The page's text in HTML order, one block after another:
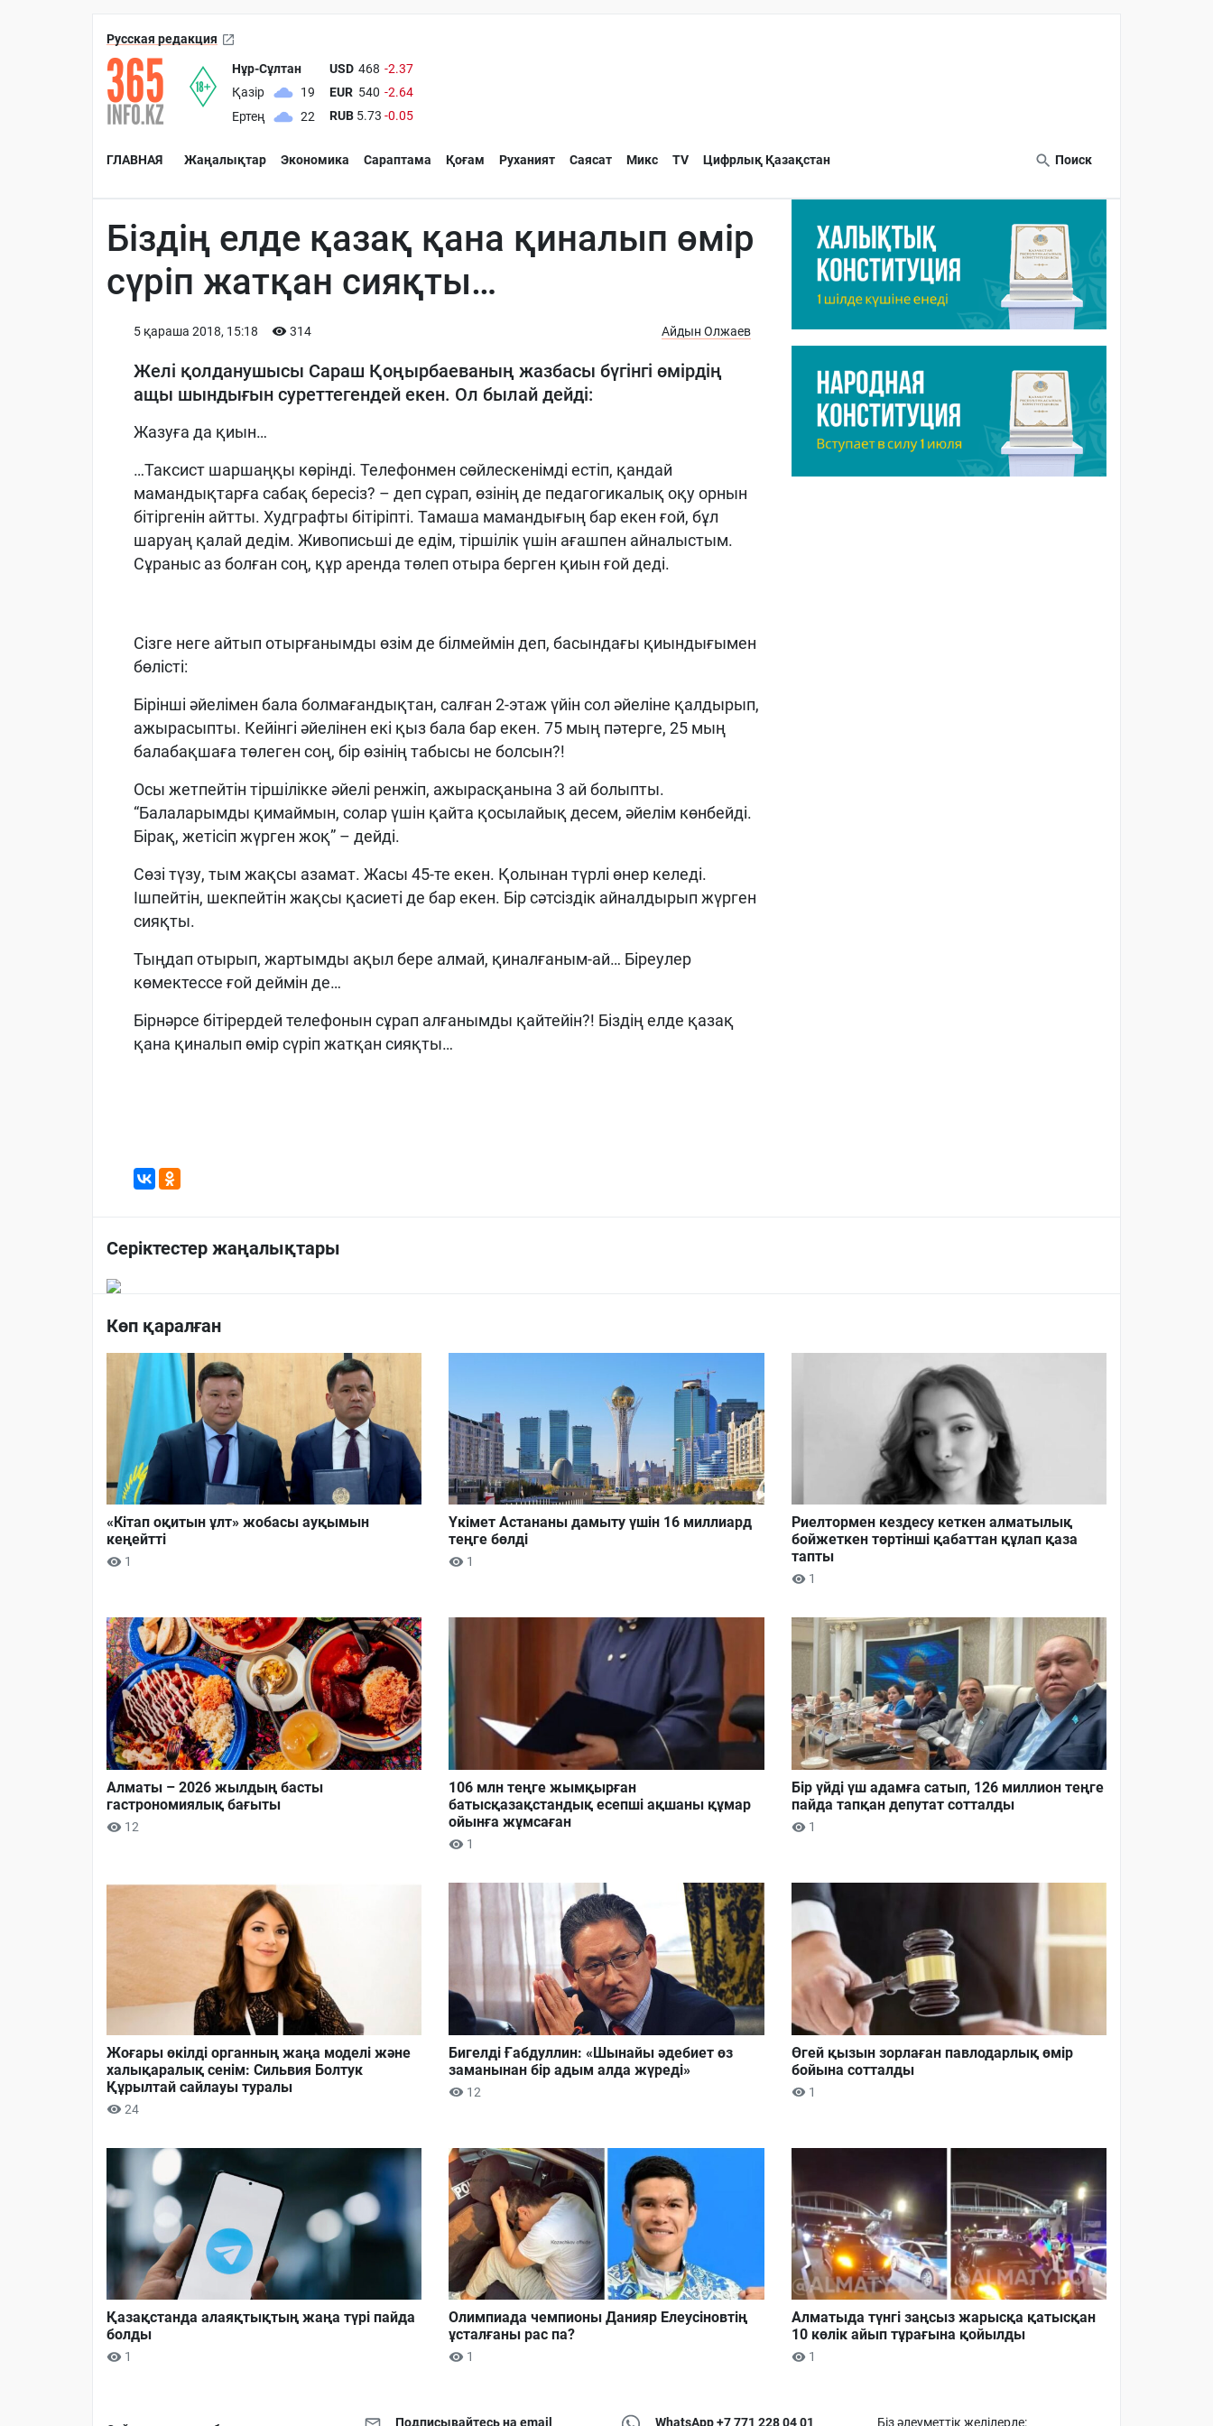
Русская редакция
Нұр-Сұлтан
Қазір
19
Ертең
22
USD 468 -2.37
EUR 540 -2.64
RUB 5.73 -0.05
ГЛАВНАЯ Жаңалықтар Экономика Сараптама Қоғам Руханият Саясат Микс TV Цифрлық Қазақстан Поиск
Біздің елде қазақ қана қиналып өмір
сүріп жатқан сияқты…
5 қараша 2018, 15:18 314 Айдын Олжаев
Желі қолданушысы Сараш Қоңырбаеваның жазбасы бүгінгі өмірдің
ащы шындығын суреттегендей екен. Ол былай дейді:
Жазуға да қиын…
…Таксист шаршаңқы көрінді. Телефонмен сөйлескенімді естіп, қандай
мамандықтарға сабақ бересіз? – деп сұрап, өзінің де педагогикалық оқу орнын
бітіргенін айтты. Худграфты бітіріпті. Тамаша мамандығың бар екен ғой, бұл
шаруаң қалай дедім. Живописьші де едім, тіршілік үшін ағашпен айналыстым.
Сұраныс аз болған соң, құр аренда төлеп отыра берген қиын ғой деді.
Сізге неге айтып отырғанымды өзім де білмеймін деп, басындағы қиындығымен
бөлісті:
Бірінші әйелімен бала болмағандықтан, салған 2-этаж үйін сол әйеліне қалдырып,
ажырасыпты. Кейінгі әйелінен екі қыз бала бар екен. 75 мың пәтерге, 25 мың
балабақшаға төлеген соң, бір өзінің табысы не болсын?!
Осы жетпейтін тіршілікке әйелі ренжіп, ажырасқанына 3 ай болыпты.
“Балаларымды қимаймын, солар үшін қайта қосылайық десем, әйелім көнбейді.
Бірақ, жетісіп жүрген жоқ” – дейді.
Сөзі түзу, тым жақсы азамат. Жасы 45-те екен. Қолынан түрлі өнер келеді.
Ішпейтін, шекпейтін жақсы қасиеті де бар екен. Бір сәтсіздік айналдырып жүрген
сияқты.
Тыңдап отырып, жартымды ақыл бере алмай, қиналғаным-ай… Біреулер
көмектессе ғой деймін де…
Бірнәрсе бітірердей телефонын сұрап алғанымды қайтейін?! Біздің елде қазақ
қана қиналып өмір сүріп жатқан сияқты…
Серіктестер жаңалықтары
Көп қаралған
«Кітап оқитын ұлт» жобасы ауқымын
кеңейтті
1
Үкімет Астананы дамыту үшін 16 миллиард
теңге бөлді
1
Риелтормен кездесу кеткен алматылық
бойжеткен төртінші қабаттан құлап қаза
тапты
1
Алматы – 2026 жылдың басты
гастрономиялық бағыты
12
106 млн теңге жымқырған
батысқазақстандық есепші ақшаны құмар
ойынға жұмсаған
1
Бір үйді үш адамға сатып, 126 миллион теңге
пайда тапқан депутат сотталды
1
Жоғары өкілді органның жаңа моделі және
халықаралық сенім: Сильвия Болтук
Құрылтай сайлауы туралы
24
Бигелді Ғабдуллин: «Шынайы әдебиет өз
заманынан бір адым алда жүреді»
12
Өгей қызын зорлаған павлодарлық өмір
бойына сотталды
1
Қазақстанда алаяқтықтың жаңа түрі пайда
болды
1
Олимпиада чемпионы Данияр Елеусіновтің
ұсталғаны рас па?
1
Алматыда түнгі заңсыз жарысқа қатысқан
10 көлік айып тұрағына қойылды
1
Подписывайтесь на email WhatsApp +7 771 228 04 01 Біз әлеуметтік желілерде: